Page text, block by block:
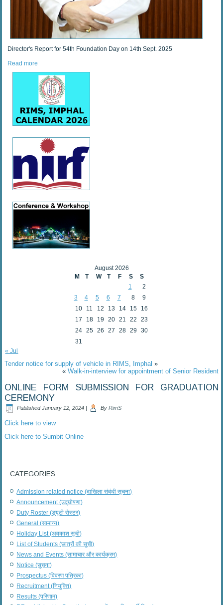
Director's Report for 54th Foundation Day on 14th Sept. 2025
Read more
August 2026
M
T W T F S
S
1
2
3
4 5 6 7 8
9
10
11 12 13 14 15
16
17
18 19 20 21 22
23
24 25 26 27 28 29
30
31
« Jul
Tender notice for supply of vehicle in RIMS, Imphal »
« Walk-in-interview for appointment of Senior Resident
ONLINE FORM SUBMISSION FOR GRADUATION
CEREMONY
Published January 12, 2024 | By RimS
Click here to view
Click here to Sumbit Online
CATEGORIES
Admission related notice (दाखिला संबंधी सूचना)
Announcement (उद्घोषणा)
Duty Roster (ड्यूटी रोस्टर)
General (सामान्य)
Holiday List (अवकाश सूची)
List of Students (छात्रों की सूची)
News and Events (सामाचार और कार्यक्रम)
Notice (सूचना)
Prospectus (विवरण पत्रिका)
Recruitment (नियुक्ति)
Results (परिणाम)